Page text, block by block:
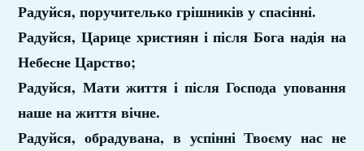
Радуйся, поручителько грішників у спасінні.
Радуйся, Царице християн і після Бога надія на
Небесне Царство;
Радуйся, Мати життя і після Господа уповання
наше на життя вічне.
Радуйся, обрадувана, в успінні Твоєму нас не